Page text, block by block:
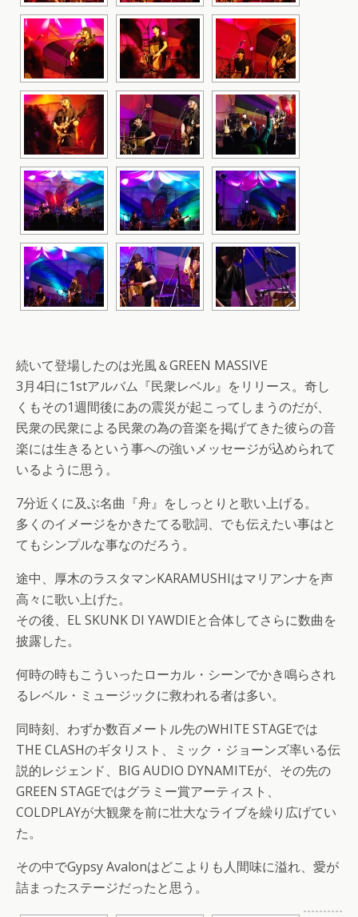
続いて登場したのは光風＆GREEN MASSIVE
3月4日に1stアルバム『民衆レベル』をリリース。奇し
くもその1週間後にあの震災が起こってしまうのだが、
民衆の民衆による民衆の為の音楽を掲げてきた彼らの音
楽には生きるという事への強いメッセージが込められて
いるように思う。
7分近くに及ぶ名曲『舟』をしっとりと歌い上げる。
多くのイメージをかきたてる歌詞、でも伝えたい事はと
てもシンプルな事なのだろう。
途中、厚木のラスタマンKARAMUSHIはマリアンナを声
高々に歌い上げた。
その後、EL SKUNK DI YAWDIEと合体してさらに数曲を
披露した。
何時の時もこういったローカル・シーンでかき鳴らされ
るレベル・ミュージックに救われる者は多い。
同時刻、わずか数百メートル先のWHITE STAGEでは
THE CLASHのギタリスト、ミック・ジョーンズ率いる伝
説的レジェンド、BIG AUDIO DYNAMITEが、その先の
GREEN STAGEではグラミー賞アーティスト、
COLDPLAYが大観衆を前に壮大なライブを繰り広げてい
た。
その中でGypsy Avalonはどこよりも人間味に溢れ、愛が
詰まったステージだったと思う。